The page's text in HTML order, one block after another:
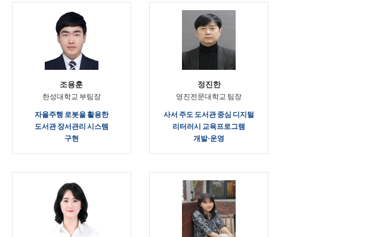
조용훈
한성대학교 부팀장
자율주행 로봇을 활용한
도서관 장서관리 시스템
구현
정진한
영진전문대학교 팀장
사서 주도 도서관 중심 디지털
리터러시 교육프로그램
개발·운영